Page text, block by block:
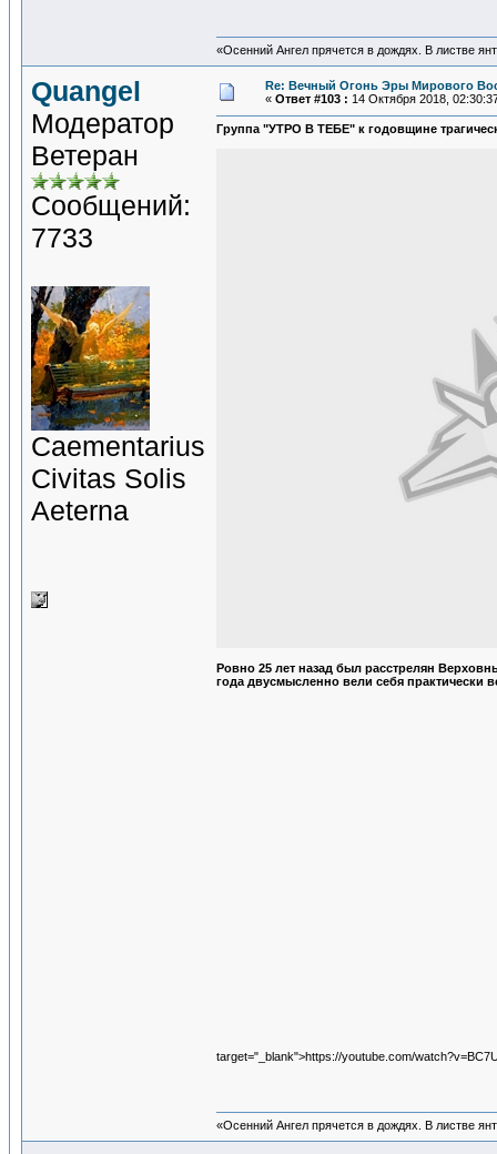
«Осенний Ангел прячется в дождях. В листве
Quangel
Модератор
Ветеран
Сообщений:
7733
Сaementarius
Civitas Solis
Aeterna
Re: Вечный Огонь Эры Мирового
« Ответ #103 : 14 Октября 2018,
Группа "УТРО В ТЕБЕ" к годовщине
Ровно 25 лет назад был расстрелян
года двусмысленно вели себя практически
target="_blank">https://youtube.com/
«Осенний Ангел прячется в дождях. В листве